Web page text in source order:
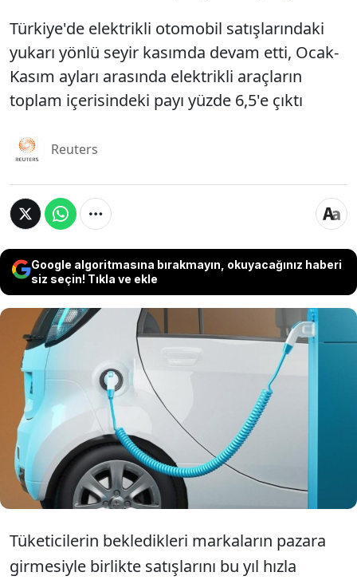
Türkiye'de elektrikli otomobil satışlarındaki
yukarı yönlü seyir kasımda devam etti, Ocak-
Kasım ayları arasında elektrikli araçların
toplam içerisindeki payı yüzde 6,5'e çıktı
Reuters
Google algoritmasına bırakmayın, okuyacağınız haberi
siz seçin! Tıkla ve ekle
Türkiye'de elektrikli otomobil satışlarındaki
yukarı yönlü seyir kasımda devam etti,
Ocak-Kasım ayları arasında elektrikli
araçların toplam içerisindeki payı yüzde
6,5'e çıktı
Tüketicilerin bekledikleri markaların pazara
girmesiyle birlikte satışlarını bu yıl hızla